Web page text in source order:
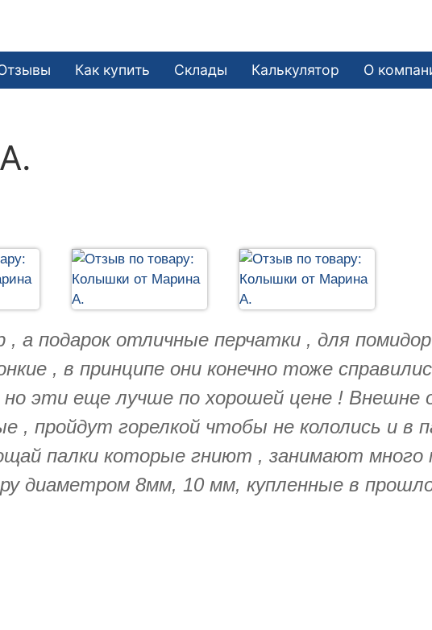
Как купить Склады Калькулятор О
а подарок отличные перчатки , для
, в принципе они конечно тоже
эти еще лучше по хорошей цене ! Внешне
, пройдут горелкой чтобы не кололись и в
палки которые гниют , занимают
диаметром 8мм, 10 мм, купленные в